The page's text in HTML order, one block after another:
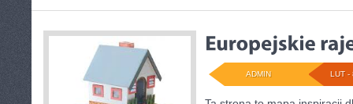
LUT -
ADMIN